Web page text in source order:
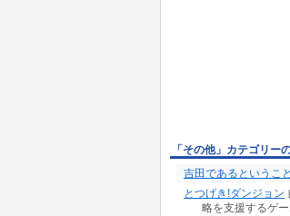
「その他」カテゴリー
吉田であるということ
とつげき!ダンジョン
略を支援するゲ